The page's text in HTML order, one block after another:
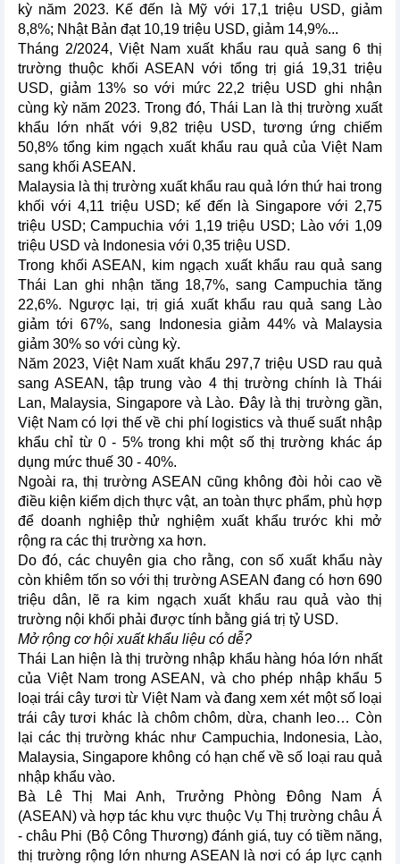
kỳ năm 2023. Kế đến là Mỹ với 17,1 triệu USD, giảm
8,8%; Nhật Bản đạt 10,19 triệu USD, giảm 14,9%...
Tháng 2/2024, Việt Nam xuất khẩu rau quả sang 6 thị
trường thuộc khối ASEAN với tổng trị giá 19,31 triệu
USD, giảm 13% so với mức 22,2 triệu USD ghi nhận
cùng kỳ năm 2023. Trong đó, Thái Lan là thị trường xuất
khẩu lớn nhất với 9,82 triệu USD, tương ứng chiếm
50,8% tổng kim ngạch xuất khẩu rau quả của Việt Nam
sang khối ASEAN.
Malaysia là thị trường xuất khẩu rau quả lớn thứ hai trong
khối với 4,11 triệu USD; kế đến là Singapore với 2,75
triệu USD; Campuchia với 1,19 triệu USD; Lào với 1,09
triệu USD và Indonesia với 0,35 triệu USD.
Trong khối ASEAN, kim ngạch xuất khẩu rau quả sang
Thái Lan ghi nhận tăng 18,7%, sang Campuchia tăng
22,6%. Ngược lại, trị giá xuất khẩu rau quả sang Lào
giảm tới 67%, sang Indonesia giảm 44% và Malaysia
giảm 30% so với cùng kỳ.
Năm 2023, Việt Nam xuất khẩu 297,7 triệu USD rau quả
sang ASEAN, tập trung vào 4 thị trường chính là Thái
Lan, Malaysia, Singapore và Lào. Đây là thị trường gần,
Việt Nam có lợi thế về chi phí logistics và thuế suất nhập
khẩu chỉ từ 0 - 5% trong khi một số thị trường khác áp
dụng mức thuế 30 - 40%.
Ngoài ra, thị trường ASEAN cũng không đòi hỏi cao về
điều kiện kiểm dịch thực vật, an toàn thực phẩm, phù hợp
để doanh nghiệp thử nghiệm xuất khẩu trước khi mở
rộng ra các thị trường xa hơn.
Do đó, các chuyên gia cho rằng, con số xuất khẩu này
còn khiêm tốn so với thị trường ASEAN đang có hơn 690
triệu dân, lẽ ra kim ngạch xuất khẩu rau quả vào thị
trường nội khối phải được tính bằng giá trị tỷ USD.
Mở rộng cơ hội xuất khẩu liệu có dễ?
Thái Lan hiện là thị trường nhập khẩu hàng hóa lớn nhất
của Việt Nam trong ASEAN, và cho phép nhập khẩu 5
loại trái cây tươi từ Việt Nam và đang xem xét một số loại
trái cây tươi khác là chôm chôm, dừa, chanh leo… Còn
lại các thị trường khác như Campuchia, Indonesia, Lào,
Malaysia, Singapore không có hạn chế về số loại rau quả
nhập khẩu vào.
Bà Lê Thị Mai Anh, Trưởng Phòng Đông Nam Á
(ASEAN) và hợp tác khu vực thuộc Vụ Thị trường châu Á
- châu Phi (Bộ Công Thương) đánh giá, tuy có tiềm năng,
thị trường rộng lớn nhưng ASEAN là nơi có áp lực cạnh